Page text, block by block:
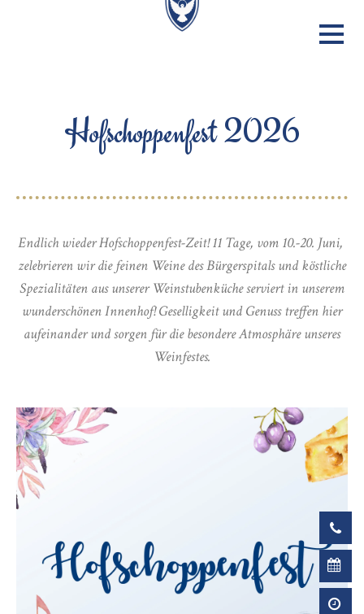
Hofschoppenfest 2026
Endlich wieder Hofschoppenfest-Zeit! 11 Tage, vom 10.-20. Juni,
zelebrieren wir die feinen Weine des Bürgerspitals und köstliche
Spezialitäten aus unserer Weinstubenküche serviert in unserem
wunderschönen Innenhof! Geselligkeit und Genuss treffen hier
aufeinander und sorgen für die besondere Atmosphäre unseres
Weinfestes.